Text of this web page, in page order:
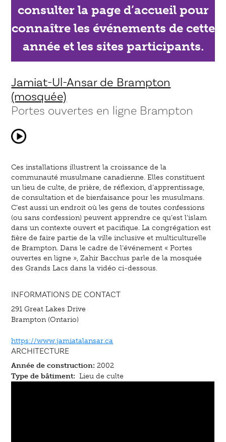
consulter la page d’accueil pour
connaître les événements de cette
année et les sites participants.
Jamiat-Ul-Ansar de Brampton
(mosquée)
Portes ouvertes en ligne Brampton
Ces installations illustrent la croissance de la
communauté musulmane canadienne. Elles constituent
un lieu de culte, de prière, de réflexion, d’apprentissage,
de consultation et de bienfaisance pour les musulmans.
C’est aussi un endroit où les gens de toutes confessions
(ou sans confession) peuvent apprendre ce qu’est l’islam
dans un contexte ouvert et pacifique. La congrégation est
fière de faire partie de la ville inclusive et multiculturelle
de Brampton. Dans le cadre de l’événement « Portes
ouvertes en ligne », Zahir Bacchus parle de la mosquée
des Grands Lacs dans la vidéo ci-dessous.
INFORMATIONS DE CONTACT
291 Great Lakes Drive
Brampton (Ontario)
https://www.jamiatalansar.ca
ARCHITECTURE
Année de construction: 2002
Type de bâtiment: Lieu de culte